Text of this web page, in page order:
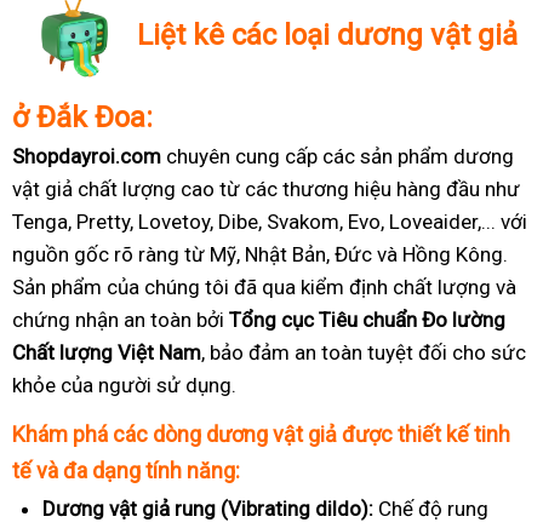
Liệt kê các loại dương vật giả
ở Đắk Đoa:
Shopdayroi.com chuyên cung cấp các sản phẩm dương
vật giả chất lượng cao từ các thương hiệu hàng đầu như
Tenga, Pretty, Lovetoy, Dibe, Svakom, Evo, Loveaider,... với
nguồn gốc rõ ràng từ Mỹ, Nhật Bản, Đức và Hồng Kông.
Sản phẩm của chúng tôi đã qua kiểm định chất lượng và
chứng nhận an toàn bởi Tổng cục Tiêu chuẩn Đo lường
Chất lượng Việt Nam, bảo đảm an toàn tuyệt đối cho sức
khỏe của người sử dụng.
Khám phá các dòng dương vật giả được thiết kế tinh
tế và đa dạng tính năng:
Dương vật giả rung (Vibrating dildo): Chế độ rung